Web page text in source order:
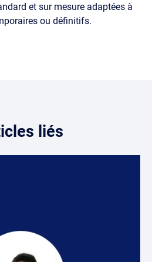
et sur mesure adaptées à
ou définitifs.
liés